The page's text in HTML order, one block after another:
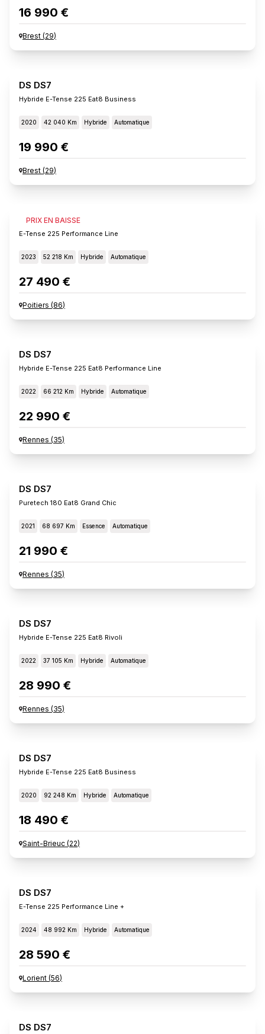
16 990 €
Brest (29)
DS DS7
Hybride E-Tense 225 Eat8 Business
2020 42 040 Km Hybride Automatique
19 990 €
Brest (29)
PRIX EN BAISSE
DS DS7
E-Tense 225 Performance Line
2023 52 218 Km Hybride Automatique
27 490 €
Poitiers (86)
DS DS7
Hybride E-Tense 225 Eat8 Performance Line
2022 66 212 Km Hybride Automatique
22 990 €
Rennes (35)
DS DS7
Puretech 180 Eat8 Grand Chic
2021 68 697 Km Essence Automatique
21 990 €
Rennes (35)
DS DS7
Hybride E-Tense 225 Eat8 Rivoli
2022 37 105 Km Hybride Automatique
28 990 €
Rennes (35)
DS DS7
Hybride E-Tense 225 Eat8 Business
2020 92 248 Km Hybride Automatique
18 490 €
Saint-Brieuc (22)
DS DS7
E-Tense 225 Performance Line +
2024 48 992 Km Hybride Automatique
28 590 €
Lorient (56)
DS DS7